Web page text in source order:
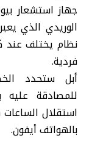
جهاز استشعار
الوريدي الذي
نظام يختلف
فردية.
أبل ستحدد
للمصادقة
بالهواتف أيفون.